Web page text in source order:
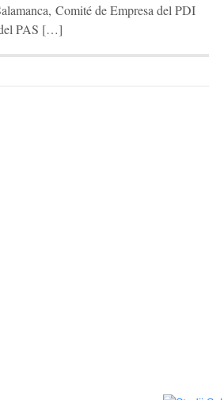
Comité de Empresa del PDI
del PAS […]